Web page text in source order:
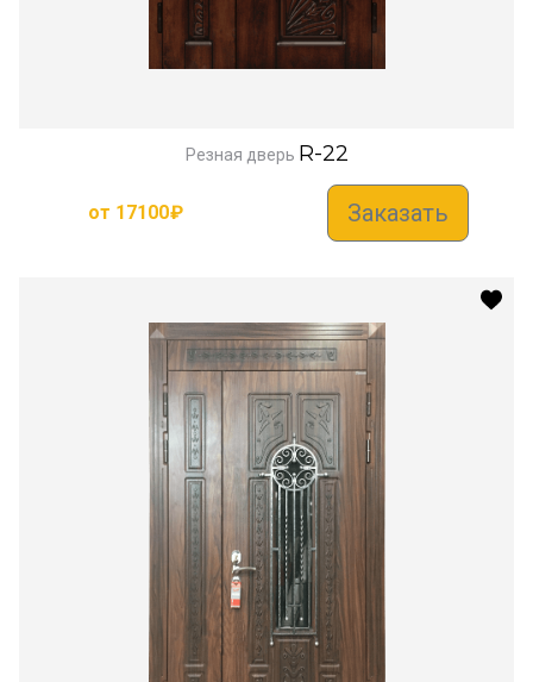
Резная дверь R-22
от 17100₽ Заказать